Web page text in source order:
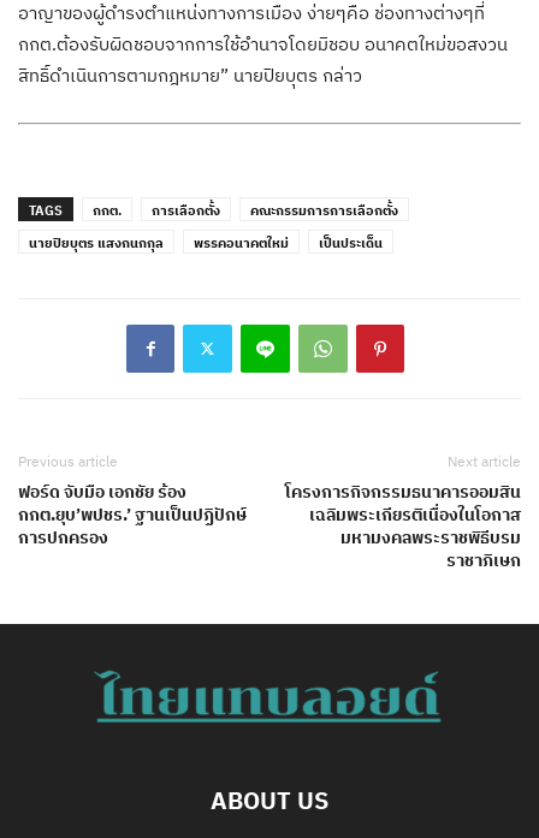
อาญาของผู้ดำรงตำแหน่งทางการเมือง ง่ายๆคือ ช่องทางต่างๆที่
กกต.ต้องรับผิดชอบจากการใช้อำนาจโดยมิชอบ อนาคตใหม่ขอสงวน
สิทธิ์ดำเนินการตามกฎหมาย” นายปิยบุตร กล่าว
TAGS กกต. การเลือกตั้ง
คณะกรรมการการเลือกตั้ง
นายปิยบุตร แสงกนกกุล
พรรคอนาคตใหม่ เป็นประเด็น
Previous article
ฟอร์ด จับมือ เอกชัย ร้อง
กกต.ยุบ’พปชร.’ ฐานเป็นปฏิปักษ์
การปกครอง
Next article
โครงการกิจกรรมธนาคารออมสิน
เฉลิมพระเกียรติเนื่องในโอกาส
มหามงคลพระราชพิธีบรม
ราชาภิเษก
ABOUT US